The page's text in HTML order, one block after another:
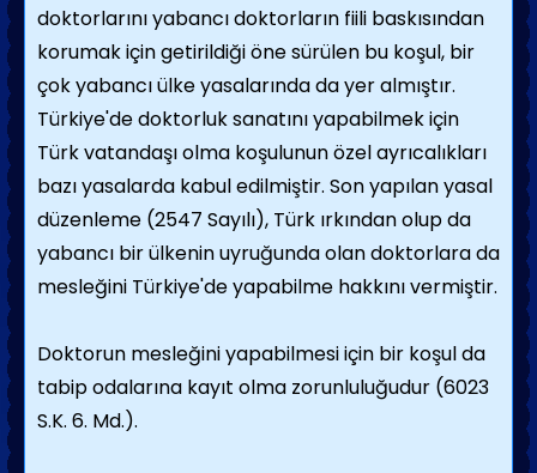
doktorlarını yabancı doktorların fiili baskısından
korumak için getirildiği öne sürülen bu koşul, bir
çok yabancı ülke yasalarında da yer almıştır.
Türkiye'de doktorluk sanatını yapabilmek için
Türk vatandaşı olma koşulunun özel ayrıcalıkları
bazı yasalarda kabul edilmiştir. Son yapılan yasal
düzenleme (2547 Sayılı), Türk ırkından olup da
yabancı bir ülkenin uyruğunda olan doktorlara da
mesleğini Türkiye'de yapabilme hakkını vermiştir.
Doktorun mesleğini yapabilmesi için bir koşul da
tabip odalarına kayıt olma zorunluluğudur (6023
S.K. 6. Md.).